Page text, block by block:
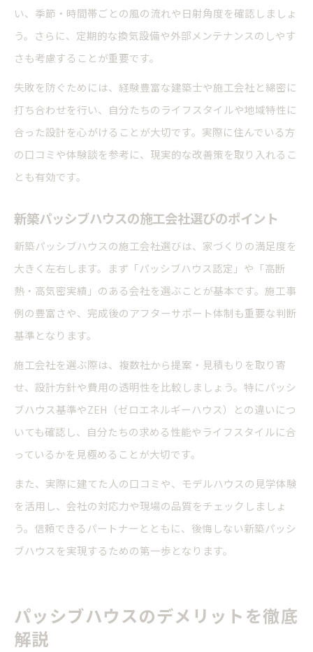
い、季節・時間帯ごとの風の流れや日射角度を確認しましょ
う。さらに、定期的な換気設備や外部メンテナンスのしやす
さも考慮することが重要です。
失敗を防ぐためには、経験豊富な建築士や施工会社と綿密に
打ち合わせを行い、自分たちのライフスタイルや地域特性に
合った設計を心がけることが大切です。実際に住んでいる方
の口コミや体験談を参考に、現実的な改善策を取り入れるこ
とも有効です。
新築パッシブハウスの施工会社選びのポイント
新築パッシブハウスの施工会社選びは、家づくりの満足度を
大きく左右します。まず「パッシブハウス認定」や「高断
熱・高気密実績」のある会社を選ぶことが基本です。施工事
例の豊富さや、完成後のアフターサポート体制も重要な判断
基準となります。
施工会社を選ぶ際は、複数社から提案・見積もりを取り寄
せ、設計方針や費用の透明性を比較しましょう。特にパッシ
ブハウス基準やZEH（ゼロエネルギーハウス）との違いにつ
いても確認し、自分たちの求める性能やライフスタイルに合
っているかを見極めることが大切です。
また、実際に建てた人の口コミや、モデルハウスの見学体験
を活用し、会社の対応力や現場の品質をチェックしましょ
う。信頼できるパートナーとともに、後悔しない新築パッシ
ブハウスを実現するための第一歩となります。
パッシブハウスのデメリットを徹底
解説